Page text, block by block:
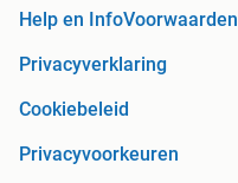
Help en InfoVoorwaarden
Privacyverklaring
Cookiebeleid
Privacyvoorkeuren